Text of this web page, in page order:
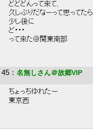
どどどんって来て、
久しぶりだなーって思ってたら
少し後に
ど・・・
って来た＠関東南部
45 ： 名無しさん＠故郷VIP
ちょっちゆれたー
東京西